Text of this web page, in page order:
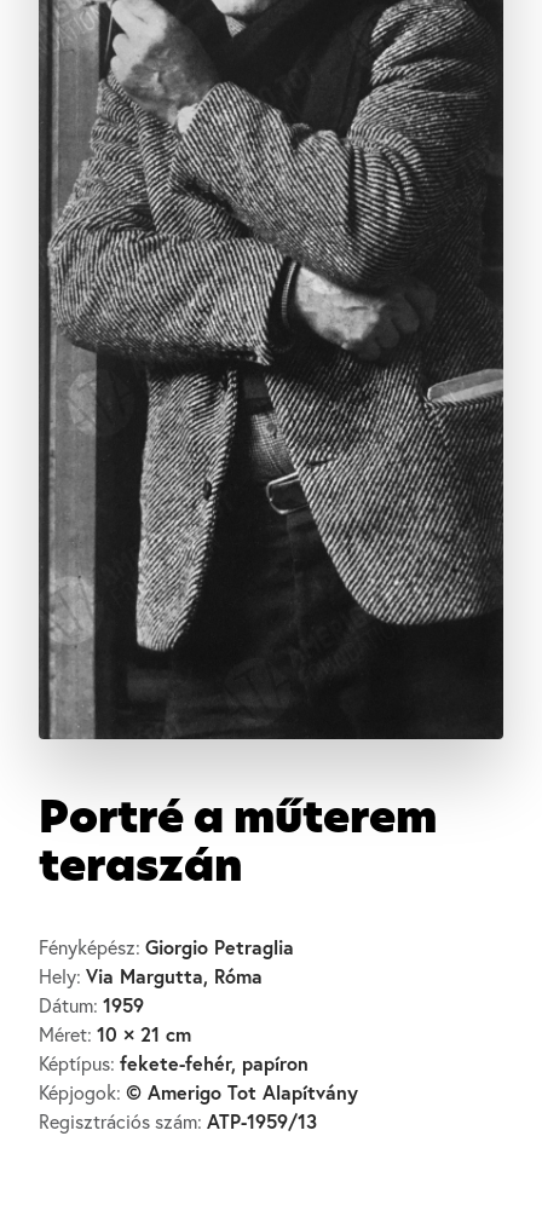
Portré a műterem
teraszán
Fényképész: Giorgio Petraglia
Hely: Via Margutta, Róma
Dátum: 1959
Méret: 10 × 21 cm
Képtípus: fekete-fehér, papíron
Képjogok: © Amerigo Tot Alapítvány
Regisztrációs szám: ATP-1959/13